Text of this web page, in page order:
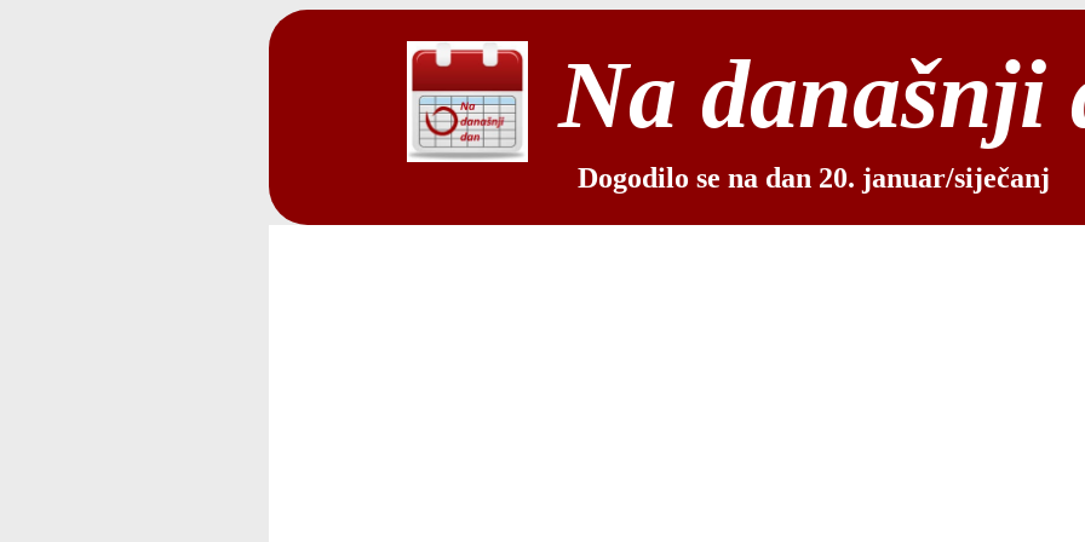
Na današnji
Dogodilo se na dan 20. januar/siječanj